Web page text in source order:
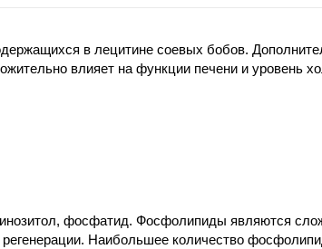
в лецитине соевых бобов.
влияет на функции печени и уровень
фосфатид. Фосфолипиды являются
Наибольшее количество